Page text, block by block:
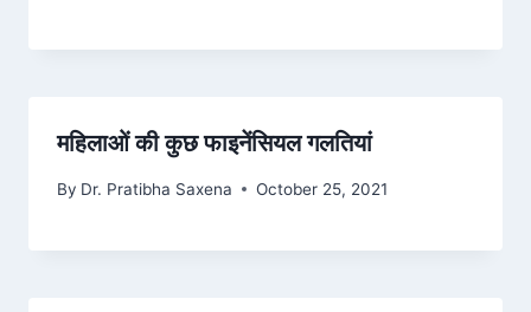
महिलाओं की कुछ फाइनेंसियल गलतियां
By Dr. Pratibha Saxena October 25, 2021